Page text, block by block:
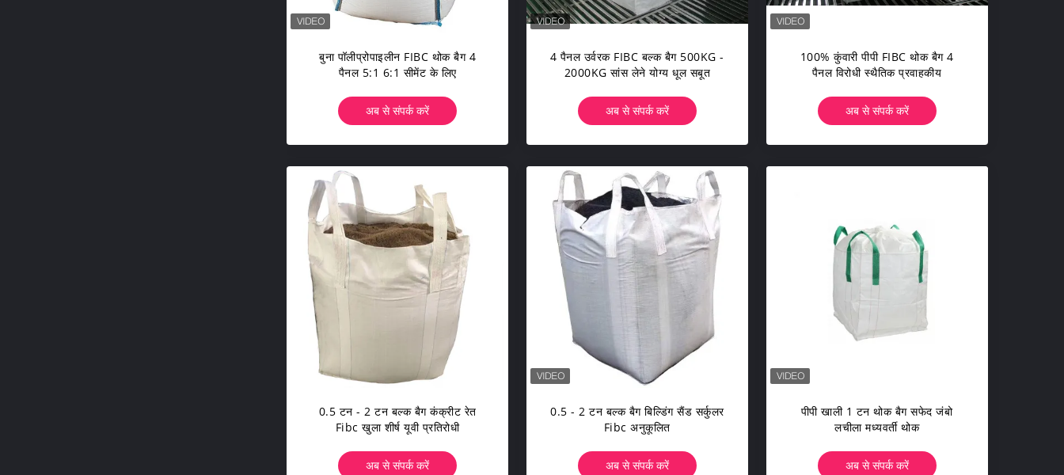
बुना पॉलीप्रोपाइलीन FIBC थोक बैग 4
पैनल 5:1 6:1 सीमेंट के लिए
अब से संपर्क करें
4 पैनल उर्वरक FIBC बल्क बैग 500KG -
2000KG सांस लेने योग्य धूल सबूत
अब से संपर्क करें
100% कुंवारी पीपी FIBC थोक बैग 4
पैनल विरोधी स्थैतिक प्रवाहकीय
अब से संपर्क करें
0.5 टन - 2 टन बल्क बैग कंक्रीट रेत
Fibc खुला शीर्ष यूवी प्रतिरोधी
अब से संपर्क करें
0.5 - 2 टन बल्क बैग बिल्डिंग सैंड सर्कुलर
Fibc अनुकूलित
अब से संपर्क करें
पीपी खाली 1 टन थोक बैग सफेद जंबो
लचीला मध्यवर्ती थोक
अब से संपर्क करें